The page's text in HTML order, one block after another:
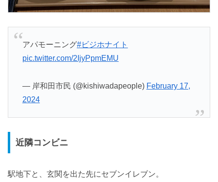
アパモーニング#ビジホナイト
pic.twitter.com/2IjyPpmEMU
— 岸和田市民 (@kishiwadapeople) February 17,
2024
近隣コンビニ
駅地下と、玄関を出た先にセブンイレブン。